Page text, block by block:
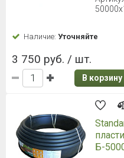
Наличие: Уточняйте
3 750 руб. / шт.
В корзину
Б-